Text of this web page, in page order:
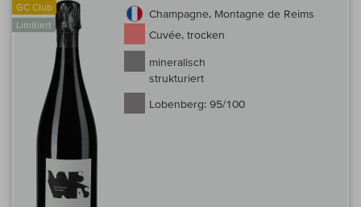
GC Club
Limitiert
Champagne, Montagne de Reims
Cuvée, trocken
mineralisch
strukturiert
Lobenberg: 95/100